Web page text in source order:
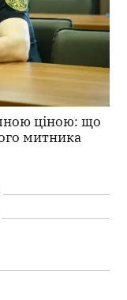
ціною: що
митника